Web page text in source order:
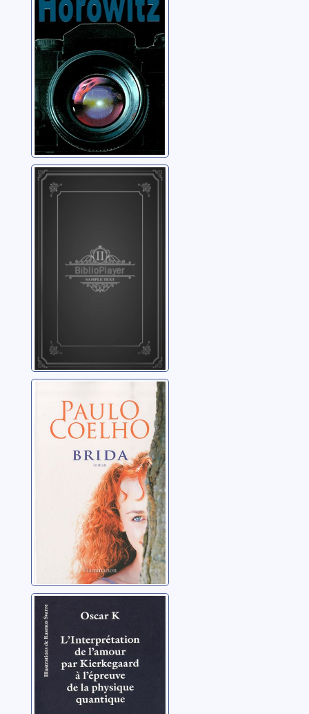
Horowitz, Anthony
La Belgariade:
01: Le pion blanc
Eddings, David
Coelho, Paulo
L'interprétation
de l'amour par
Kierkegaard à
l'épreuve de la
physique
quantique
K., Oscar